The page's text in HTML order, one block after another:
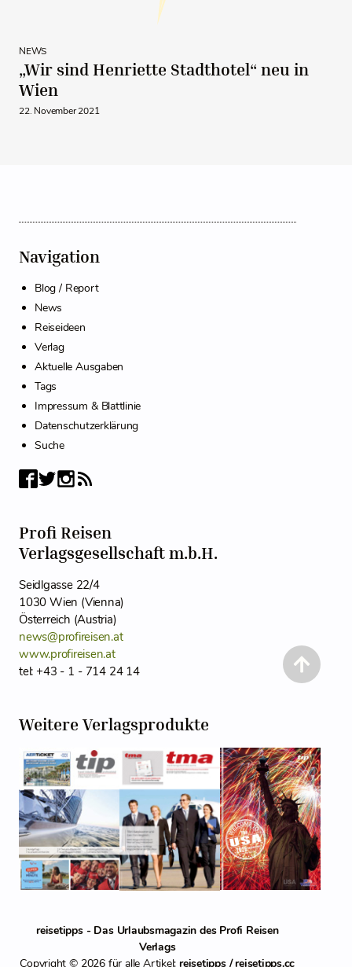
NEWS
„Wir sind Henriette Stadthotel“ neu in
Wien
22. November 2021
Navigation
Blog / Report
News
Reiseideen
Verlag
Aktuelle Ausgaben
Tags
Impressum & Blattlinie
Datenschutzerklärung
Suche
Profi Reisen
Verlagsgesellschaft m.b.H.
Seidlgasse 22/4
1030 Wien (Vienna)
Österreich (Austria)
news@profireisen.at
www.profireisen.at
tel: +43 - 1 - 714 24 14
Weitere Verlagsprodukte
reisetipps - Das Urlaubsmagazin des Profi Reisen
Verlags
Copyright © 2026 für alle Artikel:reisetipps / reisetipps.cc